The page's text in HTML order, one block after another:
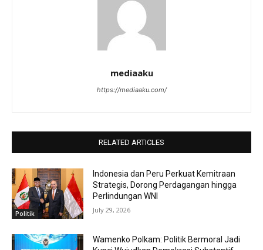
mediaaku
https://mediaaku.com/
RELATED ARTICLES
Politik
Indonesia dan Peru Perkuat Kemitraan
Strategis, Dorong Perdagangan hingga
Perlindungan WNI
July 29, 2026
Wamenko Polkam: Politik Bermoral Jadi